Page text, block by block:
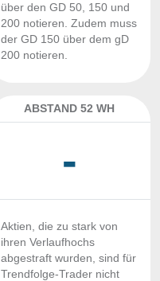
über den GD 50, 150 und
200 notieren. Zudem muss
der GD 150 über dem gD
200 notieren.
ABSTAND 52 WH
-
Aktien, die zu stark von
ihren Verlaufhochs
abgestraft wurden, sind für
Trendfolge-Trader nicht